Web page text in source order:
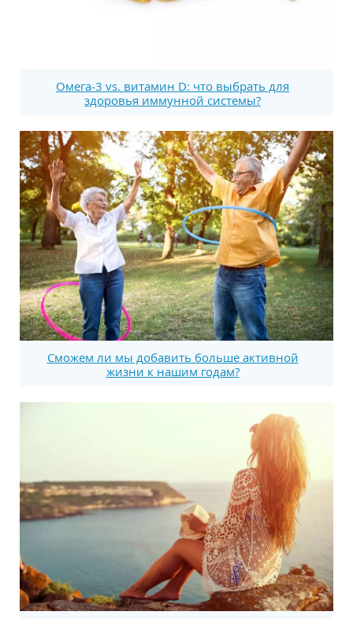
Омега-3 vs. витамин D: что выбрать для
здоровья иммунной системы?
Сможем ли мы добавить больше активной
жизни к нашим годам?